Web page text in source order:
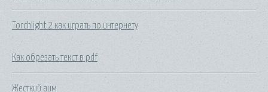
Torchlight 2 как играть по интернету
Как обрезать текст в pdf
Жесткий аим